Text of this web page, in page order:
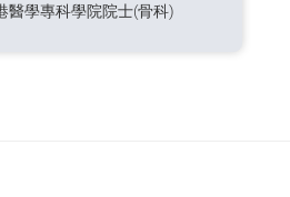
醫學專科學院院士(骨科)